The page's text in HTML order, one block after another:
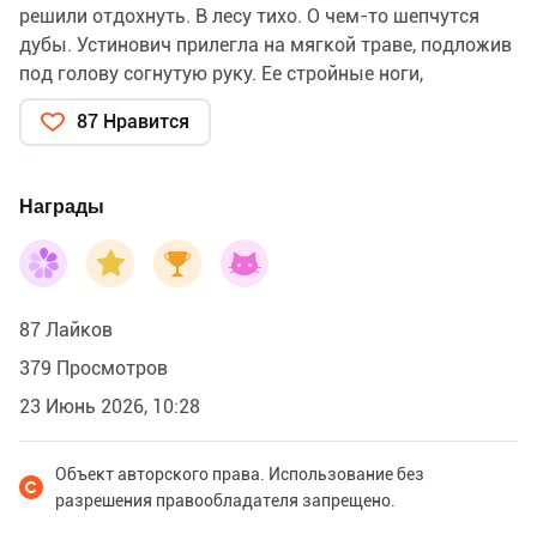
решили отдохнуть. В лесу тихо. О чем-то шепчутся
дубы. Устинович прилегла на мягкой траве, подложив
под голову согнутую руку. Ее стройные ноги,
одетые в старые, заплатанные башмачки, прятались
в высокой траве. Сережа бросил случайно взгляд на
сапог с дырой, и засмеялся.
— Чего ты?
Сережа показал сапог:
Рита не ответила. Покусывая стебелек травы, она
думала о другом.
87 Нравится
Награды
87 Лайков
379 Просмотров
23 Июнь 2026, 10:28
Объект авторского права. Использование без
разрешения правообладателя запрещено.